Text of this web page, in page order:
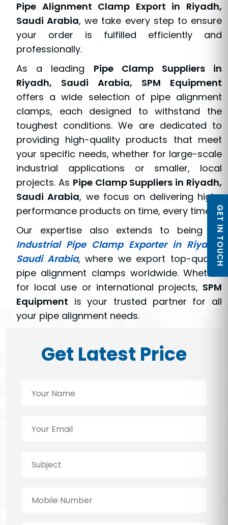
Pipe Alignment Clamp Export in Riyadh,
Saudi Arabia, we take every step to ensure
your order is fulfilled efficiently and
professionally.
As a leading Pipe Clamp Suppliers in
Riyadh, Saudi Arabia, SPM Equipment
offers a wide selection of pipe alignment
clamps, each designed to withstand the
toughest conditions. We are dedicated to
providing high-quality products that meet
your specific needs, whether for large-scale
industrial applications or smaller, local
projects. As Pipe Clamp Suppliers in Riyadh,
Saudi Arabia, we focus on delivering high-
performance products on time, every time.
Our expertise also extends to being an
Industrial Pipe Clamp Exporter in Riyadh,
Saudi Arabia, where we export top-quality
pipe alignment clamps worldwide. Whether
for local use or international projects, SPM
Equipment is your trusted partner for all
your pipe alignment needs.
Get Latest Price
GET IN TOUCH